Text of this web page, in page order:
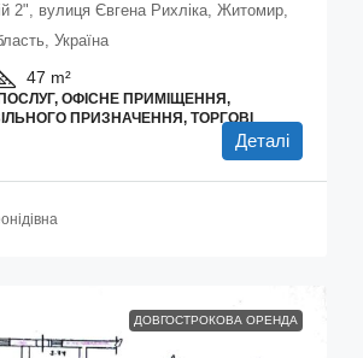
2", вулиця Євгена Рихліка, Житомир,
Україна
47 m²
ОФІСНЕ ПРИМІЩЕННЯ,
ПРИЗНАЧЕННЯ, ТОРГОВІ
Деталі
ДОВГОСТРОКОВА ОРЕНДА